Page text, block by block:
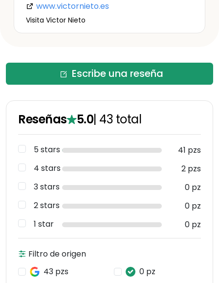
www.victornieto.es
Visita Victor Nieto
Escribe una reseña
Reseñas 5.0| 43 total
5 stars
41 pzs
4 stars
2 pzs
3 stars
0 pz
2 stars
0 pz
1 star
0 pz
Filtro de origen
43 pzs
0 pz